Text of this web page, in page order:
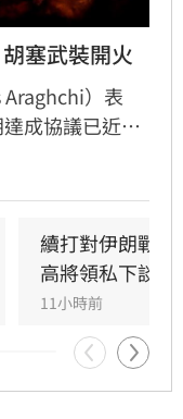
塞武裝開火
）表
成協議已近在
接談判，僅透
仍存在極大變
準政府及軍事組
攻擊「沙烏地
續打對伊朗戰
高將領私下談退
11小時前